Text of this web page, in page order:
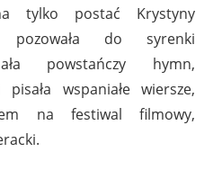
tylko postać Krystyny
pozowała do syrenki
powstańczy hymn,
wspaniałe wiersze,
na festiwal filmowy,